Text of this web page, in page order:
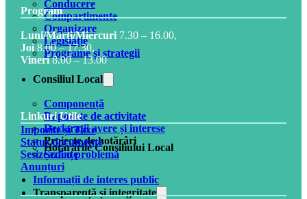
Conducere
Compartimente
Organizare
Legislație
Programe și strategii
Consiliul Local
Componență
Rapoarte de activitate
Declarații avere și interese
Proiecte de hotărâri
Hotărârile Consiliului Local
Ședințe
Informații de interes public
Transparență și integritate
Program
Luni/Marți/Miercuri7.30 – 16.00,
Joi8.00 – 17.30,
Vineri8.00 – 13.00
Linkuri Utile
Impozite și Taxe
Status documente
Sesizează o problemă
Anunțuri